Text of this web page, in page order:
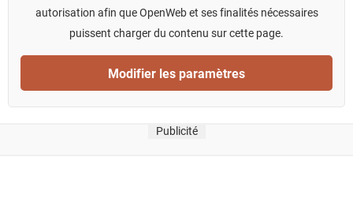
autorisation afin que OpenWeb et ses finalités nécessaires
puissent charger du contenu sur cette page.
Modifier les paramètres
Publicité